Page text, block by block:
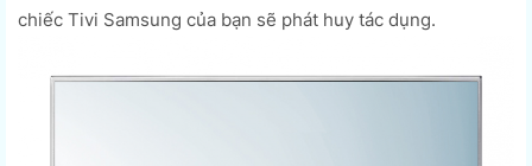
chiếc Tivi Samsung của bạn sẽ phát huy tác dụng.